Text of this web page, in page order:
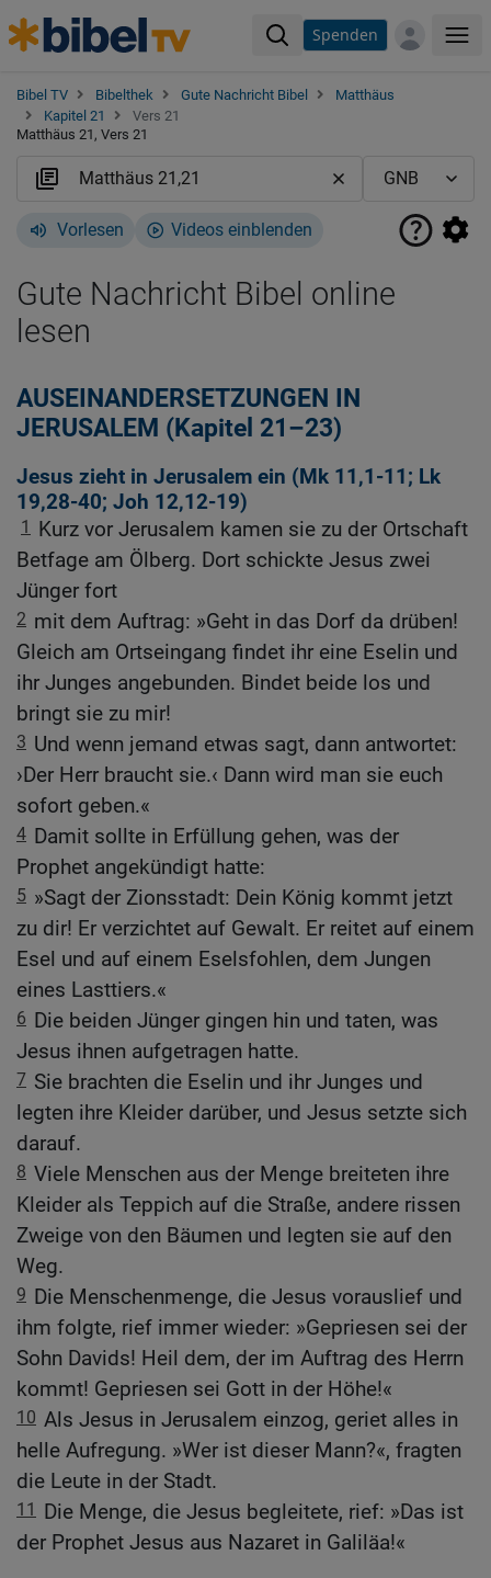
Spenden
Bibel TV Bibelthek Gute Nachricht Bibel
Matthäus
Kapitel 21
Vers 21
Matthäus 21, Vers 21
Vorlesen Videos einblenden
Gute Nachricht Bibel online
lesen
AUSEINANDERSETZUNGEN IN
JERUSALEM (Kapitel 21–23)
Jesus zieht in Jerusalem ein (Mk 11,1-11; Lk
19,28-40; Joh 12,12-19)
1
Kurz vor Jerusalem kamen sie zu der Ortschaft
Betfage am Ölberg. Dort schickte Jesus zwei
Jünger fort
2 mit dem Auftrag: »Geht in das Dorf da drüben!
Gleich am Ortseingang findet ihr eine Eselin und
ihr Junges angebunden. Bindet beide los und
bringt sie zu mir!
3 Und wenn jemand etwas sagt, dann antwortet:
›Der Herr braucht sie.‹ Dann wird man sie euch
sofort geben.«
4 Damit sollte in Erfüllung gehen, was der
Prophet angekündigt hatte:
5 »Sagt der Zionsstadt: Dein König kommt jetzt
zu dir! Er verzichtet auf Gewalt. Er reitet auf einem
Esel und auf einem Eselsfohlen, dem Jungen
eines Lasttiers.«
6 Die beiden Jünger gingen hin und taten, was
Jesus ihnen aufgetragen hatte.
7 Sie brachten die Eselin und ihr Junges und
legten ihre Kleider darüber, und Jesus setzte sich
darauf.
8 Viele Menschen aus der Menge breiteten ihre
Kleider als Teppich auf die Straße, andere rissen
Zweige von den Bäumen und legten sie auf den
Weg.
9 Die Menschenmenge, die Jesus vorauslief und
ihm folgte, rief immer wieder: »Gepriesen sei der
Sohn Davids! Heil dem, der im Auftrag des Herrn
kommt! Gepriesen sei Gott in der Höhe!«
10 Als Jesus in Jerusalem einzog, geriet alles in
helle Aufregung. »Wer ist dieser Mann?«, fragten
die Leute in der Stadt.
11
Die Menge, die Jesus begleitete, rief: »Das ist
der Prophet Jesus aus Nazaret in Galiläa!«